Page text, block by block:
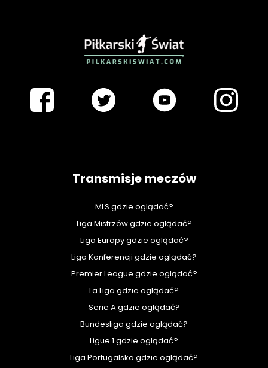
Transmisje meczów
MLS gdzie oglądać?
Liga Mistrzów gdzie oglądać?
Liga Europy gdzie oglądać?
Liga Konferencji gdzie oglądać?
Premier League gdzie oglądać?
La Liga gdzie oglądać?
Serie A gdzie oglądać?
Bundesliga gdzie oglądać?
Ligue 1 gdzie oglądać?
Liga Portugalska gdzie oglądać?